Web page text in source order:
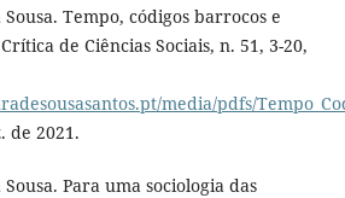
Tempo, códigos barrocos e
de Ciências Sociais, n. 51, 3-20,
media/pdfs/
de 2021.
Para uma sociologia das